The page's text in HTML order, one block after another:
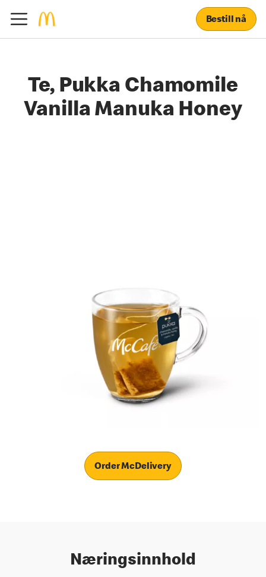
Bestill nå
Te, Pukka Chamomile
Vanilla Manuka Honey
Order McDelivery
Næringsinnhold